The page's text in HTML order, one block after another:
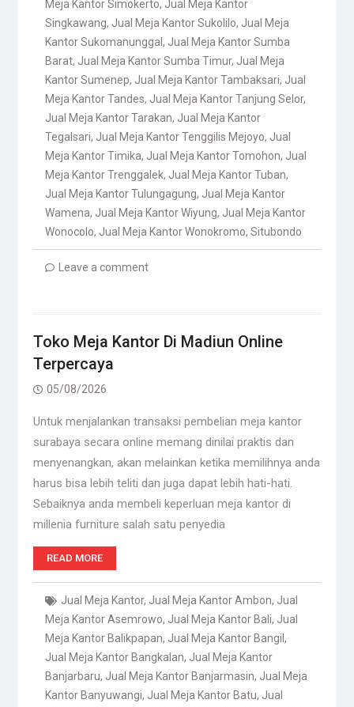
Meja Kantor Simokerto, Jual Meja Kantor
Singkawang, Jual Meja Kantor Sukolilo, Jual Meja
Kantor Sukomanunggal , Jual Meja Kantor Sumba
Barat, Jual Meja Kantor Sumba Timur, Jual Meja
Kantor Sumenep, Jual Meja Kantor Tambaksari, Jual
Meja Kantor Tandes, Jual Meja Kantor Tanjung Selor,
Jual Meja Kantor Tarakan, Jual Meja Kantor
Tegalsari, Jual Meja Kantor Tenggilis Mejoyo, Jual
Meja Kantor Timika, Jual Meja Kantor Tomohon, Jual
Meja Kantor Trenggalek, Jual Meja Kantor Tuban,
Jual Meja Kantor Tulungagung, Jual Meja Kantor
Wamena, Jual Meja Kantor Wiyung, Jual Meja Kantor
Wonocolo, Jual Meja Kantor Wonokromo, Situbondo
Leave a comment
Toko Meja Kantor Di Madiun Online
Terpercaya
05/08/2026
Untuk menjalankan transaksi pembelian meja kantor
surabaya secara online memang dinilai praktis dan
menyenangkan, akan melainkan ketika memilihnya anda
harus bisa lebih teliti dan juga dapat lebih hati-hati.
Sebaiknya anda membeli keperluan meja kantor di
millenia furniture salah satu penyedia
READ MORE
Jual Meja Kantor, Jual Meja Kantor Ambon, Jual
Meja Kantor Asemrowo, Jual Meja Kantor Bali, Jual
Meja Kantor Balikpapan, Jual Meja Kantor Bangil ,
Jual Meja Kantor Bangkalan, Jual Meja Kantor
Banjarbaru, Jual Meja Kantor Banjarmasin, Jual Meja
Kantor Banyuwangi, Jual Meja Kantor Batu, Jual